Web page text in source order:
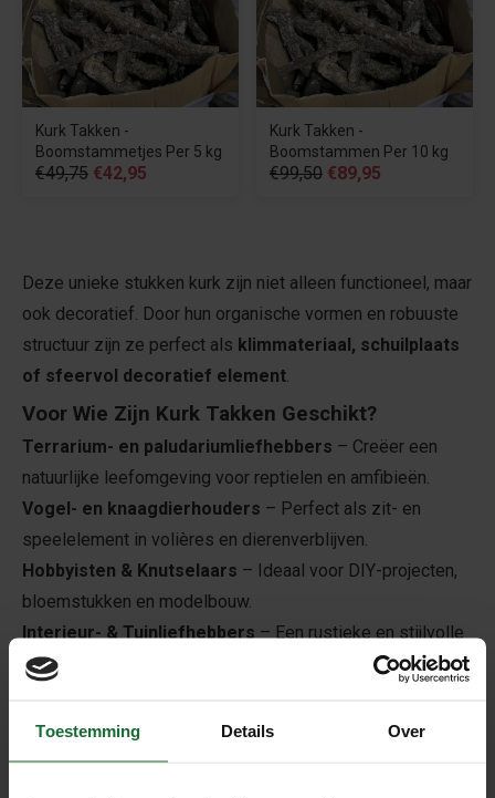
Toestemming Details Over
Kurk Takken -
Boomstammetjes Per 5 kg
€49,75 €42,95
Kurk Takken -
Boomstammen Per 10 kg
€99,50 €89,95
Deze unieke stukken kurk zijn niet alleen functioneel, maar
ook decoratief. Door hun organische vormen en robuuste
structuur zijn ze perfect als klimmateriaal, schuilplaats
of sfeervol decoratief element.
Voor Wie Zijn Kurk Takken Geschikt?
Terrarium- en paludariumliefhebbers – Creëer een
natuurlijke leefomgeving voor reptielen en amfibieën.
Vogel- en knaagdierhouders – Perfect als zit- en
speelelement in volières en dierenverblijven.
Hobbyisten & Knutselaars – Ideaal voor DIY-projecten,
bloemstukken en modelbouw.
Interieur- & Tuinliefhebbers– Een rustieke en stijlvolle
decoratie voor binnen- en buitentoepassingen.
Boomstammetjes
✔100% Natuurlijk & Duurzaam